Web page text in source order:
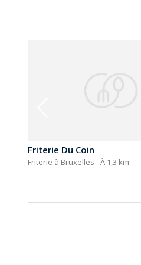
Friterie Du Coin
Friterie à Bruxelles - À 1,3 km